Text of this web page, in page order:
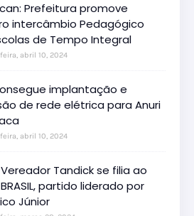
Prefeitura promove
intercâmbio Pedagógico
de Tempo Integral
abril 10, 2024
implantação e
de rede elétrica para Anuri
abril 10, 2024
Tandick se filia ao
BRASIL, partido liderado por
Júnior